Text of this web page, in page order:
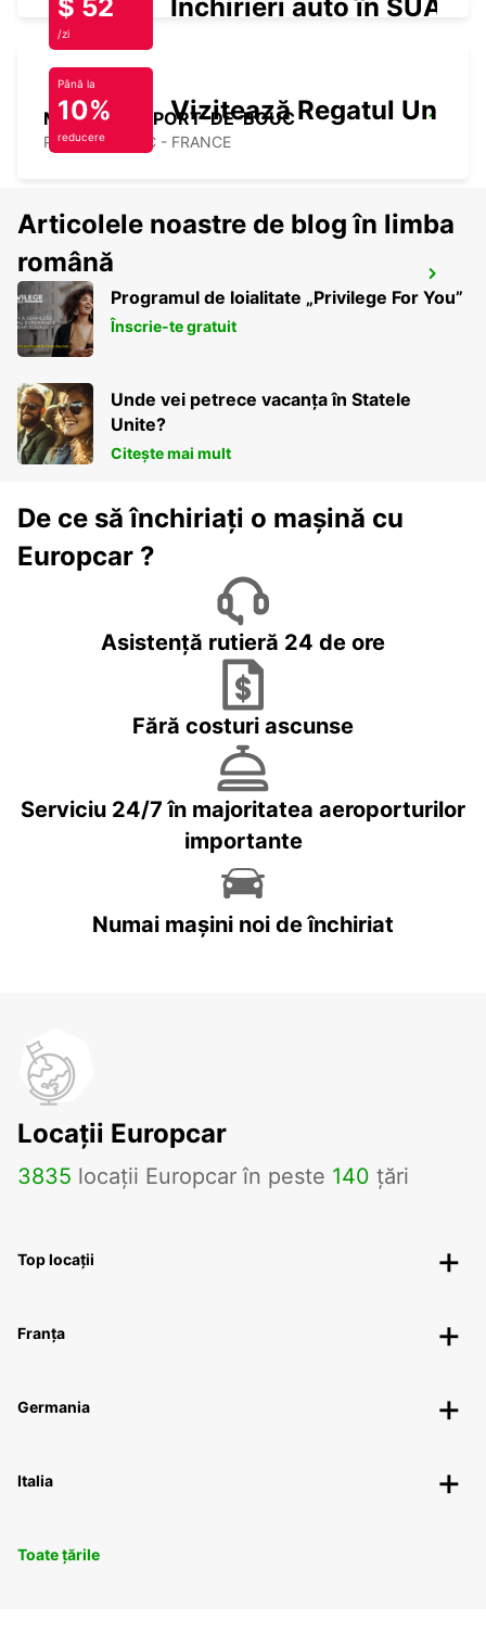
MARTIGUES PORT-DE-BOUC
PORT DE BOUC - FRANCE
MARSEILLE AIRPORT
MARIGNANE - FRANCE
$ 52
/zi
Închirieri auto în SUA
Până la
10%
reducere
Vizitează Regatul Unit
Articolele noastre de blog în limba
română
Programul de loialitate „Privilege For You”
Înscrie-te gratuit
Unde vei petrece vacanța în Statele
Unite?
Citește mai mult
De ce să închiriați o mașină cu
Europcar ?
Asistență rutieră 24 de ore
Fără costuri ascunse
Serviciu 24/7 în majoritatea aeroporturilor
importante
Numai mașini noi de închiriat
Locații Europcar
3835 locații Europcar în peste 140 țări
Top locații
Franța
Germania
Italia
Toate țările